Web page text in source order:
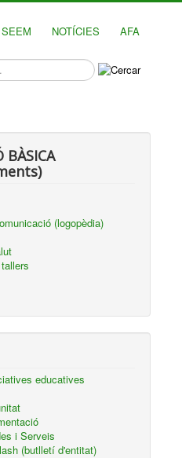
SEEM NOTÍCIES AFA
BÀSICA
(logopèdia)
educatives
i Serveis
(butlletí d'entitat)